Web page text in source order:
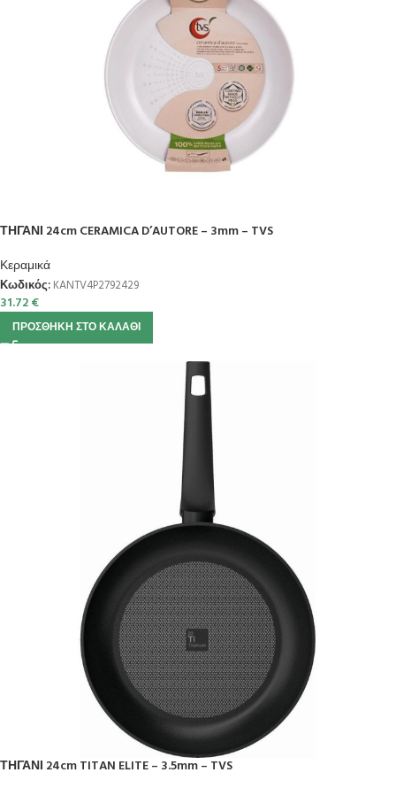
ΤΗΓΑΝΙ 24cm CERAMICA D’AUTORE – 3mm – TVS
Κεραμικά
Κωδικός: KANTV4P2792429
31.72€
ΠΡΟΣΘΉΚΗ ΣΤΟ ΚΑΛΆΘΙ
ΤΗΓΑΝΙ 24cm TITAN ELITE – 3.5mm – TVS